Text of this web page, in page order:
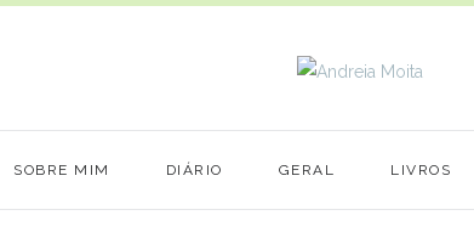
SOBRE MIM DIÁRIO GERAL LIVROS